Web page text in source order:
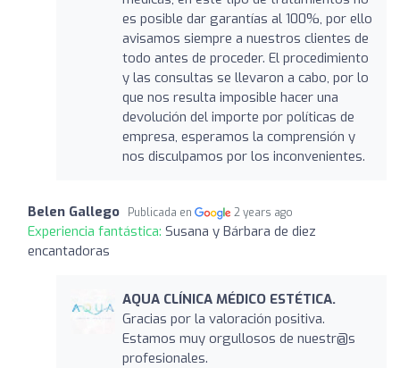
es posible dar garantías al 100%, por ello
avisamos siempre a nuestros clientes de
todo antes de proceder. El procedimiento
y las consultas se llevaron a cabo, por lo
que nos resulta imposible hacer una
devolución del importe por políticas de
empresa, esperamos la comprensión y
nos disculpamos por los inconvenientes.
Belen Gallego Publicada en 2 years ago
Experiencia fantástica: Susana y Bárbara de diez
encantadoras
AQUA CLÍNICA MÉDICO ESTÉTICA.
Gracias por la valoración positiva.
Estamos muy orgullosos de nuestr@s
profesionales.